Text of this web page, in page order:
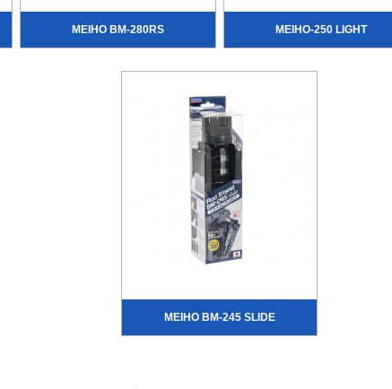
MEIHO BM-280RS MEIHO-250 LIGHT
MEIHO BM-245 SLIDE